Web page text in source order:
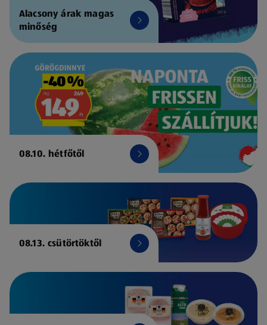
Alacsony árak magas
minőség
08.10. hétfőtől
08.13. csütörtöktől